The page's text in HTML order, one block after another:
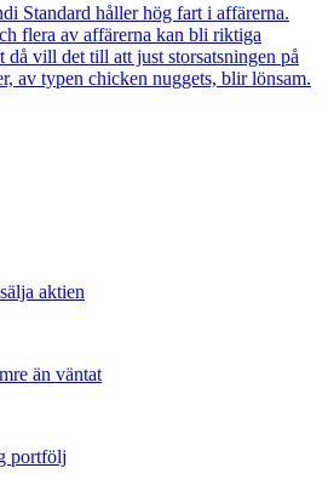
Standard håller hög fart i affärerna.
flera av affärerna kan bli riktiga
då vill det till att just storsatsningen på
av typen chicken nuggets, blir lönsam.
aktien
än väntat
portfölj